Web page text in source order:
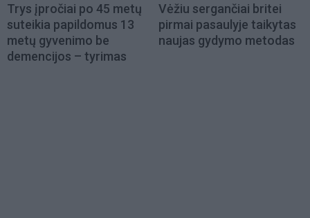
Trys įpročiai po 45 metų
suteikia papildomus 13
metų gyvenimo be
demencijos – tyrimas
Vėžiu sergančiai britei
pirmai pasaulyje taikytas
naujas gydymo metodas